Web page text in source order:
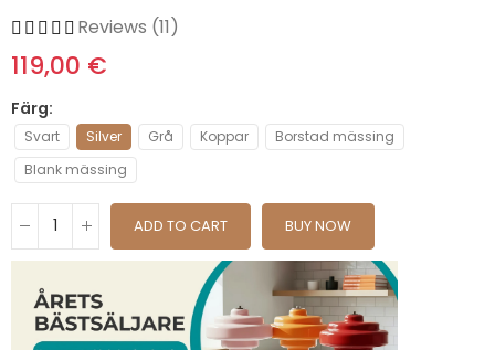
Reviews (11)
119,00 €
Färg
Svart Silver Grå Koppar
Borstad mässing
Blank mässing
ADD TO CART BUY NOW